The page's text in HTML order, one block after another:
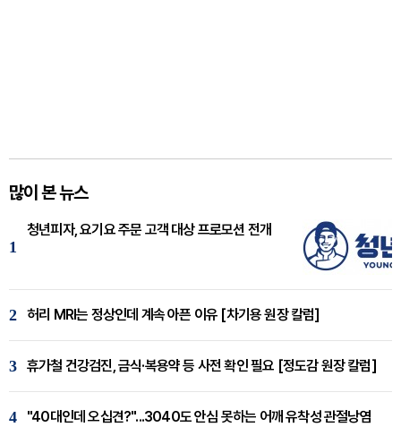
많이 본 뉴스
1
청년피자, 요기요 주문 고객 대상 프로모션 전개
2 허리 MRI는 정상인데 계속 아픈 이유 [차기용 원장 칼럼]
3 휴가철 건강검진, 금식·복용약 등 사전 확인 필요 [정도감 원장 칼럼]
4 "40대인데 오십견?"...3040도 안심 못하는 어깨 유착성 관절낭염